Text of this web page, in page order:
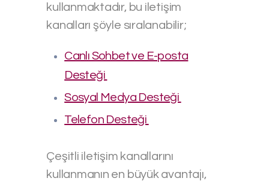
kullanmaktadır, bu iletişim
kanalları şöyle sıralanabilir;
Canlı Sohbet ve E-posta
Desteği
Sosyal Medya Desteği
Telefon Desteği
Çeşitli iletişim kanallarını
kullanmanın en büyük avantajı,